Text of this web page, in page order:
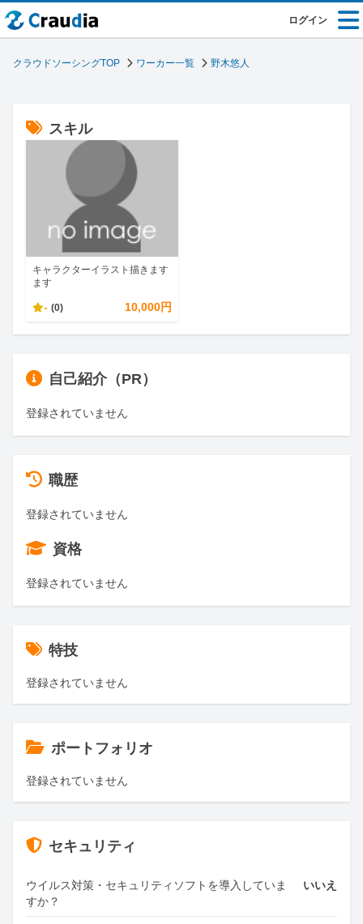
ログイン
クラウドソーシングTOP ワーカー一覧 野木悠人
スキル
キャラクターイラスト描きます
ます
- (0) 10,000円
自己紹介（PR）
登録されていません
職歴
登録されていません
資格
登録されていません
特技
登録されていません
ポートフォリオ
登録されていません
セキュリティ
ウイルス対策・セキュリティソフトを導入していま
すか？
いいえ